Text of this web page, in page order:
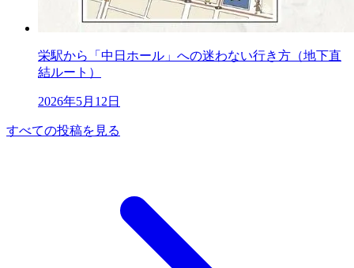
栄駅から「中日ホール」への迷わない行き方（地下直
結ルート）
2026年5月12日
すべての投稿を見る